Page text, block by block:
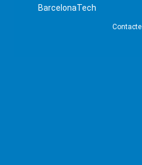
BarcelonaTech
Contacte